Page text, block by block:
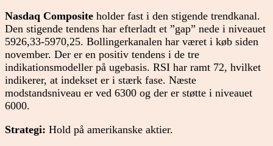
Nasdaq Composite holder fast i den stigende trendkanal.
Den stigende tendens har efterladt et ”gap” nede i niveauet
5926,33-5970,25. Bollingerkanalen har været i køb siden
november. Der er en positiv tendens i de tre
indikationsmodeller på ugebasis. RSI har ramt 72, hvilket
indikerer, at indekset er i stærk fase. Næste
modstandsniveau er ved 6300 og der er støtte i niveauet
6000.
Strategi: Hold på amerikanske aktier.